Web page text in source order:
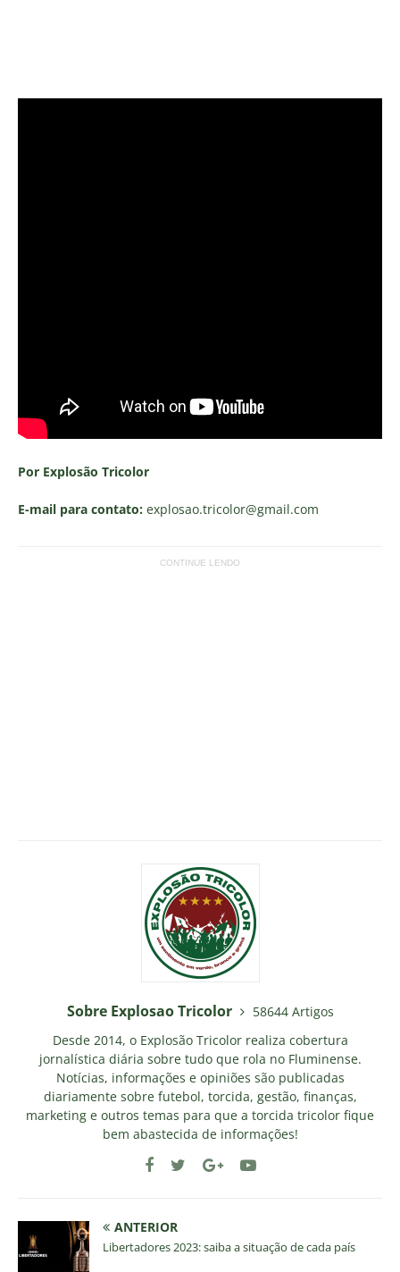
Por Explosão Tricolor
E-mail para contato: explosao.tricolor@gmail.com
CONTINUE LENDO
Sobre Explosao Tricolor
58644 Artigos
Desde 2014, o Explosão Tricolor realiza cobertura
jornalística diária sobre tudo que rola no Fluminense.
Notícias, informações e opiniões são publicadas
diariamente sobre futebol, torcida, gestão, finanças,
marketing e outros temas para que a torcida tricolor fique
bem abastecida de informações!
ANTERIOR
Libertadores 2023: saiba a situação de cada país